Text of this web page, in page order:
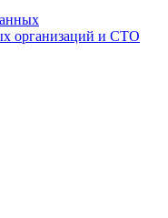
организаций и СТО